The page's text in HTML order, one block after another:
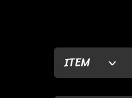
ITEM